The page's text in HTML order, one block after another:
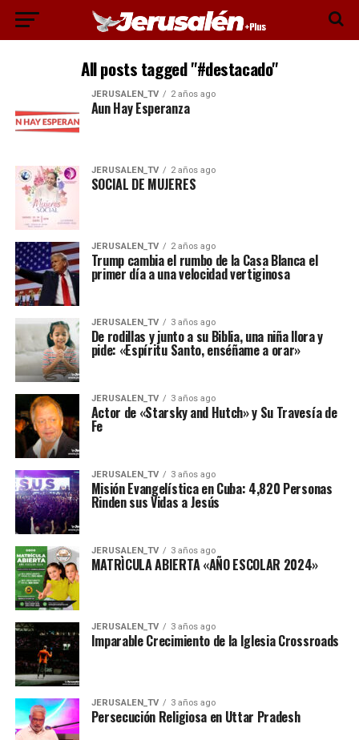
All posts tagged "#destacado"
JERUSALEN_TV 2 años ago
Aun Hay Esperanza
JERUSALEN_TV 2 años ago
SOCIAL DE MUJERES
JERUSALEN_TV 2 años ago
Trump cambia el rumbo de la Casa Blanca el
primer día a una velocidad vertiginosa
JERUSALEN_TV 3 años ago
De rodillas y junto a su Biblia, una niña llora y
pide: «Espíritu Santo, enséñame a orar»
JERUSALEN_TV 3 años ago
Actor de «Starsky and Hutch» y Su Travesía de
Fe
JERUSALEN_TV 3 años ago
Misión Evangelística en Cuba: 4,820 Personas
Rinden sus Vidas a Jesús
JERUSALEN_TV 3 años ago
MATRÌCULA ABIERTA «AÑO ESCOLAR 2024»
JERUSALEN_TV 3 años ago
Imparable Crecimiento de la Iglesia Crossroads
JERUSALEN_TV 3 años ago
Persecución Religiosa en Uttar Pradesh